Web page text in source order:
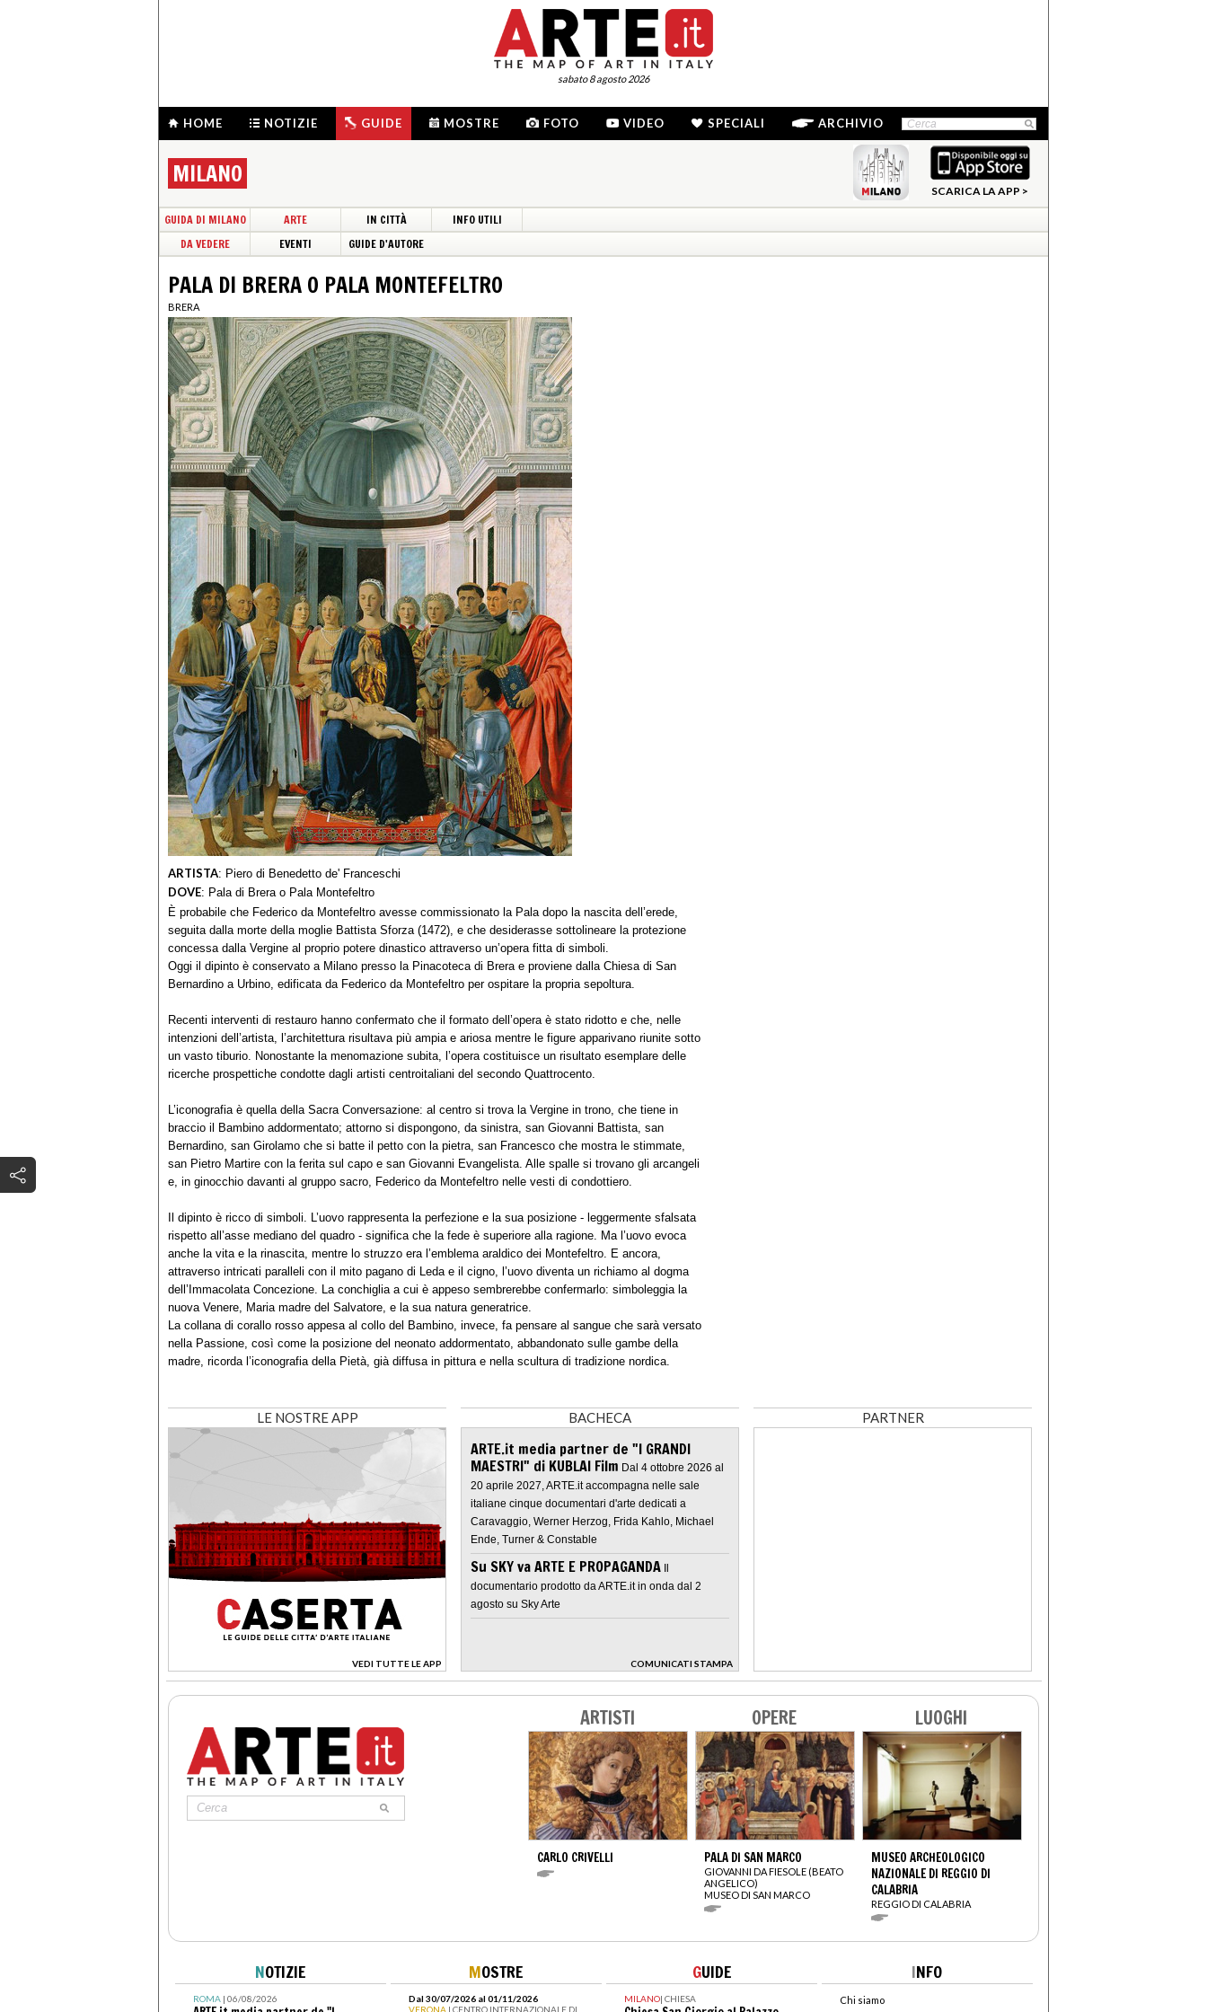
sabato 8 agosto 2026
HOME NOTIZIE GUIDE MOSTRE FOTO VIDEO SPECIALI ARCHIVIO
MILANO
SCARICA LA APP >
GUIDA DI MILANO ARTE IN CITTÀ
INFO UTILI
DA VEDERE
EVENTI GUIDE D'AUTORE
PALA DI BRERA O PALA MONTEFELTRO
BRERA
ARTISTA: Piero di Benedetto de' Franceschi
DOVE: Pala di Brera o Pala Montefeltro
È probabile che Federico da Montefeltro avesse commissionato la Pala dopo la nascita dell’erede,
seguita dalla morte della moglie Battista Sforza (1472), e che desiderasse sottolineare la protezione
concessa dalla Vergine al proprio potere dinastico attraverso un’opera fitta di simboli.
Oggi il dipinto è conservato a Milano presso la Pinacoteca di Brera e proviene dalla Chiesa di San
Bernardino a Urbino, edificata da Federico da Montefeltro per ospitare la propria sepoltura.
Recenti interventi di restauro hanno confermato che il formato dell’opera è stato ridotto e che, nelle
intenzioni dell’artista, l’architettura risultava più ampia e ariosa mentre le figure apparivano riunite sotto
un vasto tiburio. Nonostante la menomazione subita, l’opera costituisce un risultato esemplare delle
ricerche prospettiche condotte dagli artisti centroitaliani del secondo Quattrocento.
L’iconografia è quella della Sacra Conversazione: al centro si trova la Vergine in trono, che tiene in
braccio il Bambino addormentato; attorno si dispongono, da sinistra, san Giovanni Battista, san
Bernardino, san Girolamo che si batte il petto con la pietra, san Francesco che mostra le stimmate,
san Pietro Martire con la ferita sul capo e san Giovanni Evangelista. Alle spalle si trovano gli arcangeli
e, in ginocchio davanti al gruppo sacro, Federico da Montefeltro nelle vesti di condottiero.
Il dipinto è ricco di simboli. L’uovo rappresenta la perfezione e la sua posizione - leggermente sfalsata
rispetto all’asse mediano del quadro - significa che la fede è superiore alla ragione. Ma l’uovo evoca
anche la vita e la rinascita, mentre lo struzzo era l’emblema araldico dei Montefeltro. E ancora,
attraverso intricati paralleli con il mito pagano di Leda e il cigno, l’uovo diventa un richiamo al dogma
dell’Immacolata Concezione. La conchiglia a cui è appeso sembrerebbe confermarlo: simboleggia la
nuova Venere, Maria madre del Salvatore, e la sua natura generatrice.
La collana di corallo rosso appesa al collo del Bambino, invece, fa pensare al sangue che sarà versato
nella Passione, così come la posizione del neonato addormentato, abbandonato sulle gambe della
madre, ricorda l’iconografia della Pietà, già diffusa in pittura e nella scultura di tradizione nordica.
LE NOSTRE APP
VEDI TUTTE LE APP
>
BACHECA
ARTE.it media partner de "I GRANDI
MAESTRI" di KUBLAI Film Dal 4 ottobre 2026 al
20 aprile 2027, ARTE.it accompagna nelle sale
italiane cinque documentari d'arte dedicati a
Caravaggio, Werner Herzog, Frida Kahlo, Michael
Ende, Turner & Constable
Su SKY va ARTE E PROPAGANDA Il
documentario prodotto da ARTE.it in onda dal 2
agosto su Sky Arte
COMUNICATI STAMPA
>
PARTNER
ARTISTI
CARLO CRIVELLI
OPERE
PALA DI SAN MARCO
GIOVANNI DA FIESOLE (BEATO
ANGELICO)
MUSEO DI SAN MARCO
LUOGHI
MUSEO ARCHEOLOGICO
NAZIONALE DI REGGIO DI
CALABRIA
REGGIO DI CALABRIA
NOTIZIE
ROMA| 06/08/2026
MOSTRE
Dal 30/07/2026 al 01/11/2026
VERONA | CENTRO INTERNAZIONALE DI
GUIDE
MILANO| CHIESA
INFO
Chi siamo